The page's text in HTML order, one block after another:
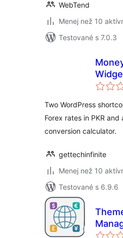
WebTend
Menej než 10
Testované s 7.0.3
Two WordPress
Forex rates in PKR and
conversion calculator.
gettechinfinite
Menej než 10
Testované s 6.9.6